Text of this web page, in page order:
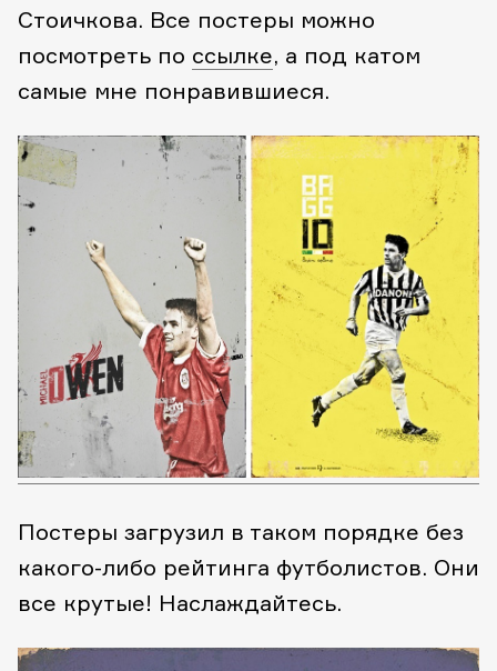
Стоичкова. Все постеры можно
посмотреть по ссылке, а под катом
самые мне понравившиеся.
Постеры загрузил в таком порядке без
какого-либо рейтинга футболистов. Они
все крутые! Наслаждайтесь.